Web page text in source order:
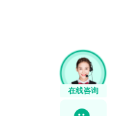
1
在线咨询